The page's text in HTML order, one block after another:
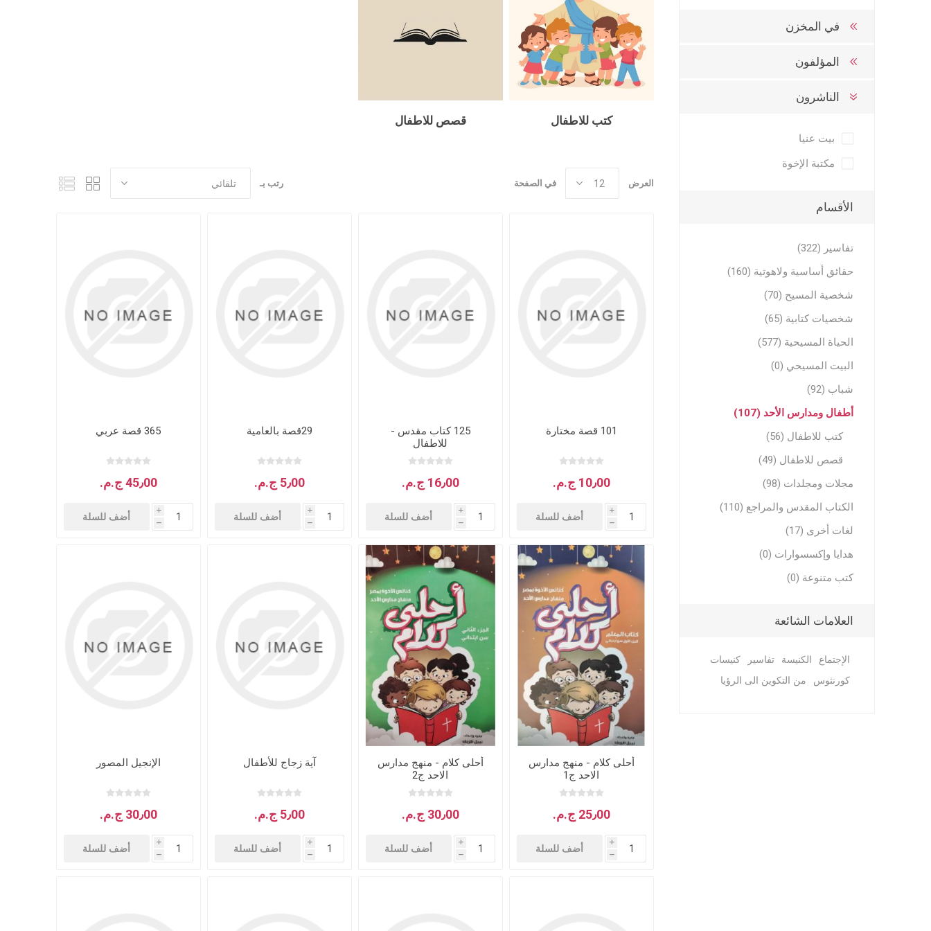
تفاسير عهد جديد
نبوية عن مجيء الرب
الحياة المسيحية
موضوعات عملية
أطفال ومدارس الأحد
كتب للاطفال
مجلات ومجلدات
ترنيمات روحية
الكتاب المقدس والمراجع
كتب للاطفال قصص للاطفال
رتب بـ العرض في الصفحة
101 قصة مختارة
10٫00 ج.م.‏
i
h
أضف للسلة
125 كتاب مقدس -
للاطفال
16٫00 ج.م.‏
i
h
أضف للسلة
29قصة بالعامية
5٫00 ج.م.‏
i
h
أضف للسلة
365 قصة عربي
45٫00 ج.م.‏
i
h
أضف للسلة
أحلى كلام - منهج مدارس
الاحد ج1
25٫00 ج.م.‏
i
h
أضف للسلة
أحلى كلام - منهج مدارس
الاحد ج2
30٫00 ج.م.‏
i
h
أضف للسلة
آية زجاج للأطفال
5٫00 ج.م.‏
i
h
أضف للسلة
الإنجيل المصور
30٫00 ج.م.‏
i
h
أضف للسلة
في المخزن
المؤلفون
الناشرون
بيت عنيا
مكتبة الإخوة
الأقسام
تفاسير (322)
حقائق أساسية ولاهوتية (160)
شخصية المسيح (70)
شخصيات كتابية (65)
الحياة المسيحية (577)
البيت المسيحي (0)
شباب (92)
أطفال ومدارس الأحد (107)
كتب للاطفال (56)
قصص للاطفال (49)
مجلات ومجلدات (98)
الكتاب المقدس والمراجع (110)
لغات أخرى (17)
هدايا وإكسسوارات (0)
كتب متنوعة (0)
العلامات الشائعة
الإجتماع الكنيسة تفاسير
كنيسات
كورنثوس
من التكوين الى الرؤيا